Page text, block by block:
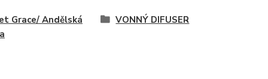
Grace/ Andělská
VONNÝ DIFUSER